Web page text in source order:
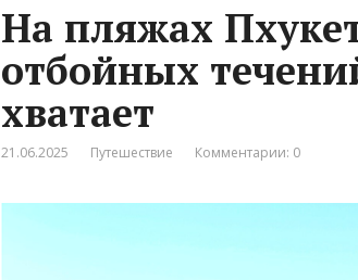
На пляжах
отбойных
хватает
21.06.2025 Путешествие Комментарии: 0